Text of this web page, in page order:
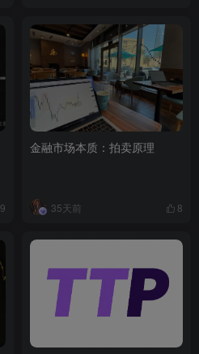
9
金融市场本质：拍卖原理
35天前 8